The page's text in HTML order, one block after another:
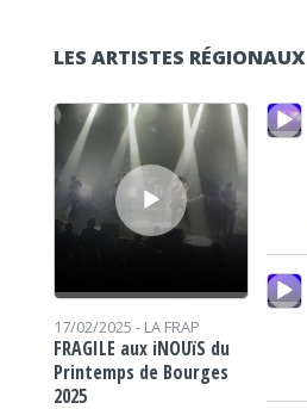
LES ARTISTES RÉGIONAUX
Lecteur audio
17/02/2025 - LA FRAP
FRAGILE aux iNOUïS du
Printemps de Bourges
2025
Lecteur audio
Lecteur audio